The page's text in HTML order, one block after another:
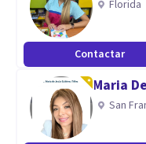
Florida
Contactar
Maria
San